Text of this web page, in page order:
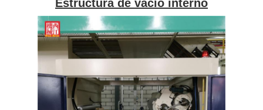
Estructura de vacío interno